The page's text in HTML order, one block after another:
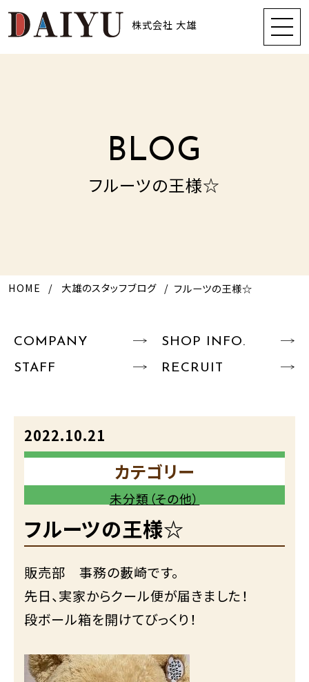
株式会社 大雄
BLOG
フルーツの王様☆
HOME 大雄のスタッフブログ フルーツの王様☆
COMPANY
SHOP INFO.
STAFF
RECRUIT
2022.10.21
カテゴリー
未分類（その他）
フルーツの王様☆
販売部 事務の藪崎です。
先日、実家からクール便が届きました！
段ボール箱を開けてびっくり！